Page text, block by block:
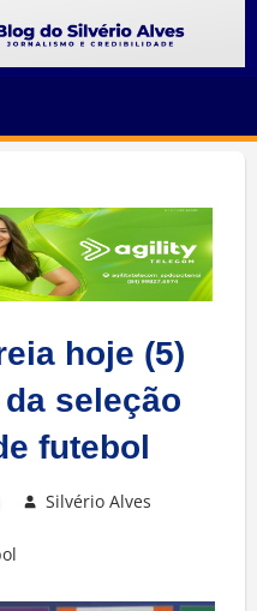
hoje (5)
seleção
futebol
Silvério Alves